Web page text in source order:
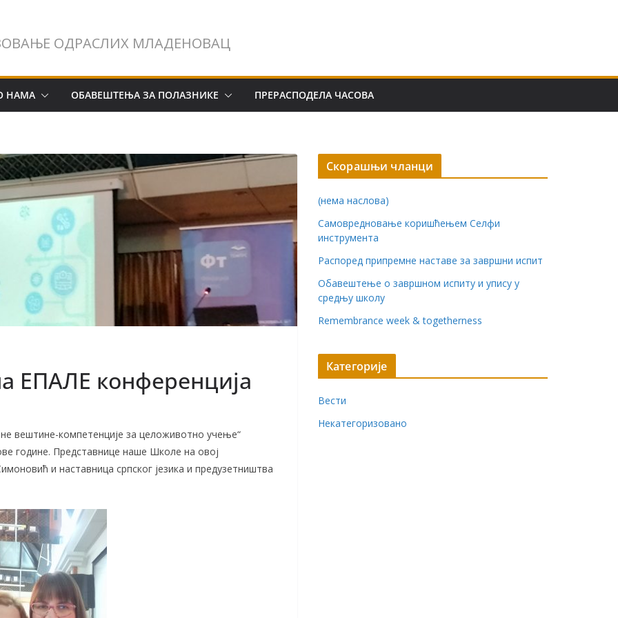
ОДРАСЛИХ МЛАДЕНОВАЦ
НАМА ОБАВЕШТЕЊА ЗА ПОЛАЗНИКЕ ПРЕРАСПОДЕЛА ЧАСОВА
ЕПАЛЕ конференција
вештине-компетенције за целоживотно учење“
године. Представнице наше Школе на овој
и наставница српског језика и предузетништва
Скорашњи чланци
(нема наслова)
Самовредновање коришћењем Селфи
инструмента
Распоред припремне наставе за завршни испит
Обавештење о завршном испиту и упису у
средњу школу
Remembrance week & togetherness
Категорије
Вести
Некатегоризовано